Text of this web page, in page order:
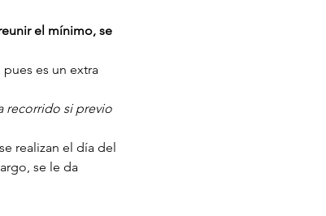
el mínimo, se
es un extra
recorrido si previo
realizan el día del
se le da